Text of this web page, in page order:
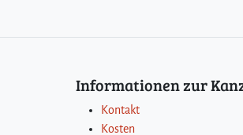
Informationen zur
Kontakt
Kosten